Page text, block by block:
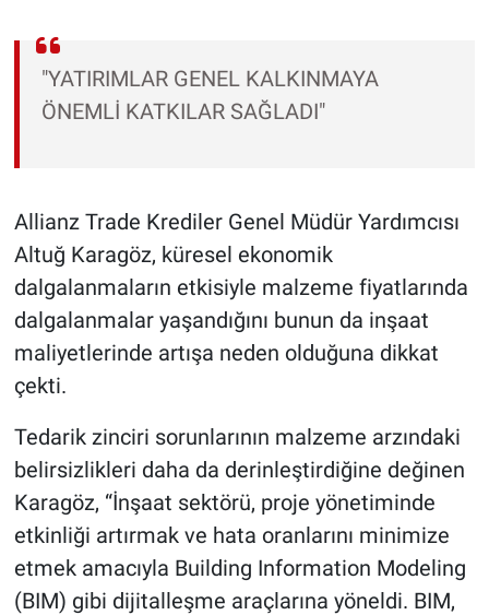
"YATIRIMLAR GENEL KALKINMAYA
ÖNEMLİ KATKILAR SAĞLADI"
Allianz Trade Krediler Genel Müdür Yardımcısı
Altuğ Karagöz, küresel ekonomik
dalgalanmaların etkisiyle malzeme fiyatlarında
dalgalanmalar yaşandığını bunun da inşaat
maliyetlerinde artışa neden olduğuna dikkat
çekti.
Tedarik zinciri sorunlarının malzeme arzındaki
belirsizlikleri daha da derinleştirdiğine değinen
Karagöz, “İnşaat sektörü, proje yönetiminde
etkinliği artırmak ve hata oranlarını minimize
etmek amacıyla Building Information Modeling
(BIM) gibi dijitalleşme araçlarına yöneldi. BIM,